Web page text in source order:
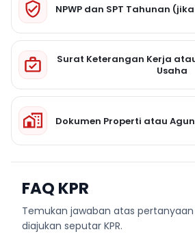
NPWP dan SPT Tahunan
Surat Keterangan Kerja
Usaha
Dokumen Properti atau
FAQ KPR
Temukan jawaban atas
diajukan seputar KPR.